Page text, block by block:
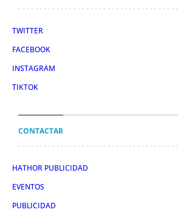
TWITTER
FACEBOOK
INSTAGRAM
TIKTOK
CONTACTAR
HATHOR PUBLICIDAD
EVENTOS
PUBLICIDAD